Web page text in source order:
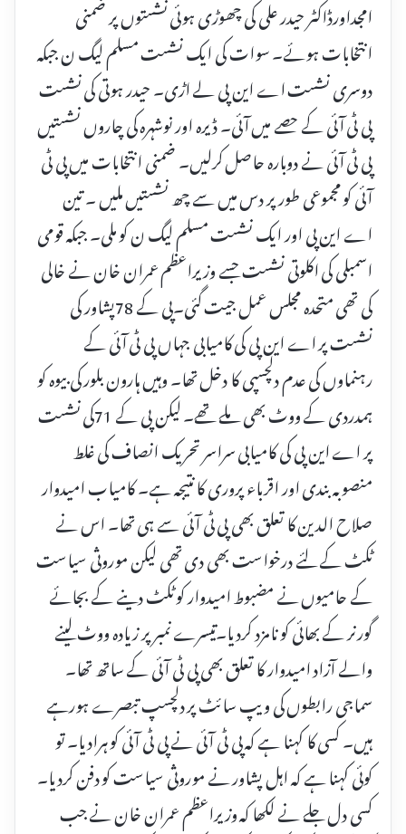
امجداورڈاکٹر حیدر علی کی چھوڑی ہوئی نشستوں پر ضمنی
انتخابات ہوئے۔ سوات کی ایک نشست مسلم لیگ ن جبکہ
دوسری نشست اے این پی لے اڑی۔ حیدر ہوتی کی نشست
پی ٹی آئی کے حصے میں آئی۔ ڈیرہ اور نوشہرہ کی چاروں نشستیں
پی ٹی آئی نے دوبارہ حاصل کرلیں۔ ضمنی انتخابات میں پی ٹی
آئی کو مجموعی طور پر دس میں سے چھ نشستیں ملیں ۔ تین
اے این پی اور ایک نشست مسلم لیگ ن کو ملی۔ جبکہ قومی
اسمبلی کی اکلوتی نشست جسے وزیراعظم عمران خان نے خالی
کی تھی متحدہ مجلس عمل جیت گئی۔پی کے 78پشاور کی
نشست پر اے این پی کی کامیابی جہاں پی ٹی آئی کے
رہنماوں کی عدم دلچسپی کا دخل تھا۔ وہیں ہارون بلور کی بیوہ کو
ہمدردی کے ووٹ بھی ملے تھے۔ لیکن پی کے 71کی نشست
پر اے این پی کی کامیابی سراسر تحریک انصاف کی غلط
منصوبہ بندی اور اقرباء پروری کا نتیجہ ہے۔ کامیاب امیدوار
صلاح الدین کا تعلق بھی پی ٹی آئی سے ہی تھا۔ اس نے
ٹکٹ کے لئے درخواست بھی دی تھی لیکن موروثی سیاست
کے حامیوں نے مضبوط امیدوار کو ٹکٹ دینے کے بجائے
گورنر کے بھائی کو نامزد کردیا۔تیسرے نمبر پر زیادہ ووٹ لینے
والے آزاد امیدوار کا تعلق بھی پی ٹی آئی کے ساتھ تھا۔
سماجی رابطوں کی ویپ سائٹ پر دلچسپ تبصرے ہورہے
ہیں۔ کسی کا کہنا ہے کہ پی ٹی آئی نے پی ٹی آئی کو ہرادیا۔ تو
کوئی کہنا ہے کہ اہل پشاور نے موروثی سیاست کو دفن کردیا۔
کسی دل جلے نے لکھا کہ وزیراعظم عمران خان نے جب